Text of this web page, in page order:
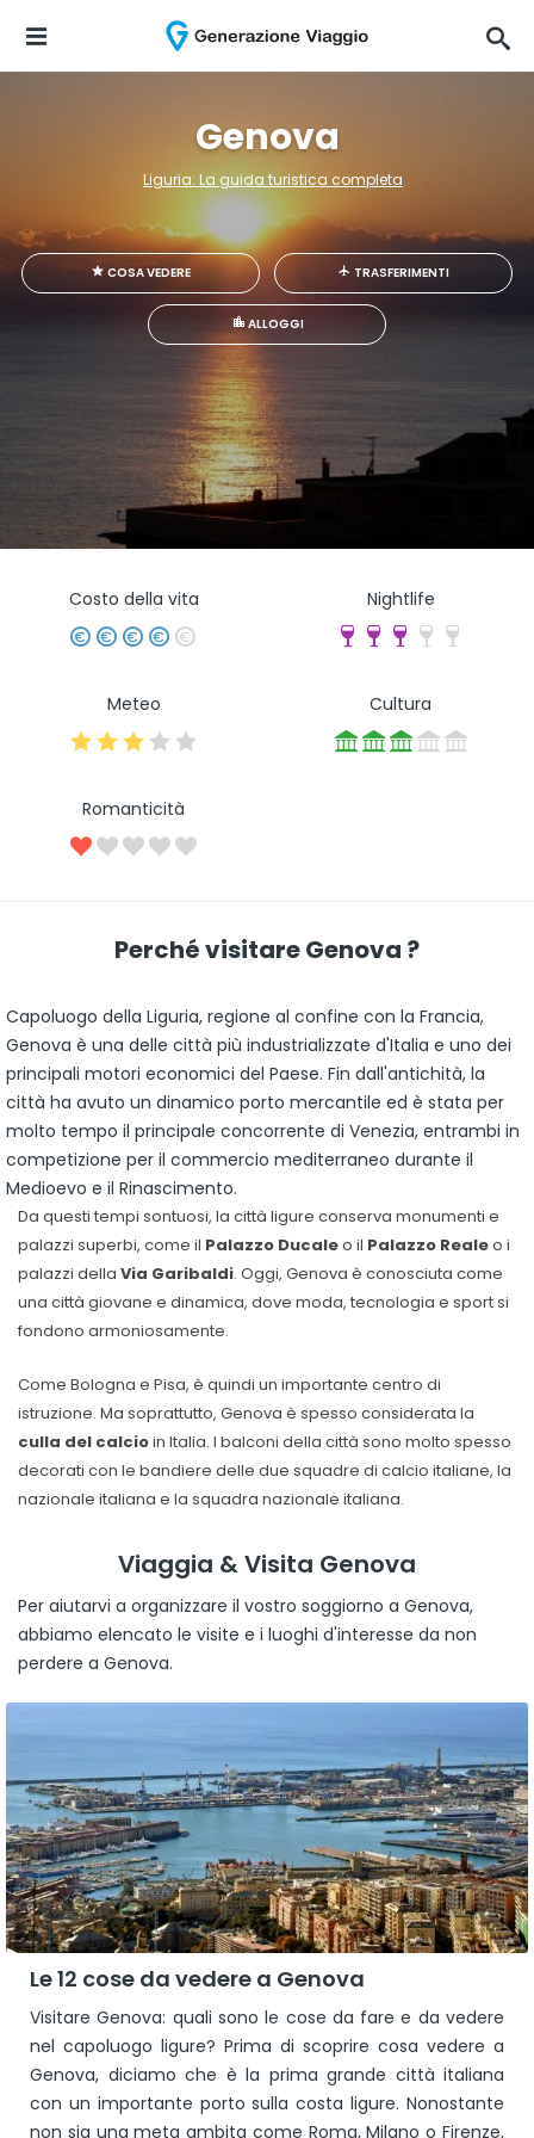
Genova
Liguria: La guida turistica completa
COSA VEDERE TRASFERIMENTI
ALLOGGI
Costo della vita Nightlife
Meteo Cultura
Romanticità
Perché visitare Genova ?
Capoluogo della Liguria, regione al confine con la Francia,
Genova è una delle città più industrializzate d'Italia e uno dei
principali motori economici del Paese. Fin dall'antichità, la
città ha avuto un dinamico porto mercantile ed è stata per
molto tempo il principale concorrente di Venezia, entrambi in
competizione per il commercio mediterraneo durante il
Medioevo e il Rinascimento.
Da questi tempi sontuosi, la città ligure conserva monumenti e
palazzi superbi, come il Palazzo Ducaleo il Palazzo Realeo i
palazzi della Via Garibaldi. Oggi, Genova è conosciuta come
una città giovane e dinamica, dove moda, tecnologia e sport si
fondono armoniosamente.
Come Bologna e Pisa, è quindi un importante centro di
istruzione. Ma soprattutto, Genova è spesso considerata la
culla del calcioin Italia. I balconi della città sono molto spesso
decorati con le bandiere delle due squadre di calcio italiane, la
nazionale italiana e la squadra nazionale italiana.
Viaggia & Visita Genova
Per aiutarvi a organizzare il vostro soggiorno a Genova,
abbiamo elencato le visite e i luoghi d'interesse da non
perdere a Genova.
Le 12 cose da vedere a Genova
Visitare Genova: quali sono le cose da fare e da vedere
nel capoluogo ligure? Prima di scoprire cosa vedere a
Genova, diciamo che è la prima grande città italiana
con un importante porto sulla costa ligure. Nonostante
non sia una meta ambita come Roma, Milano o Firenze,